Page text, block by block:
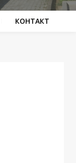
КОНТАКТ